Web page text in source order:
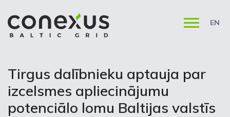
EN
Tirgus dalībnieku aptauja par
izcelsmes apliecinājumu
potenciālo lomu Baltijas valstīs